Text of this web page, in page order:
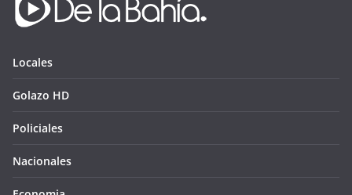
Locales
Golazo HD
Policiales
Nacionales